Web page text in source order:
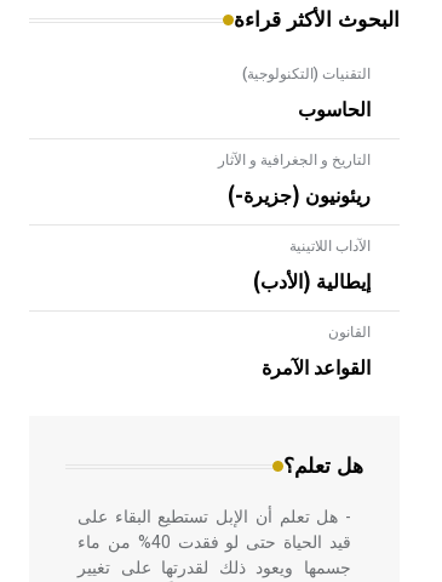
البحوث الأكثر قراءة
التقنيات (التكنولوجية)
الحاسوب
التاريخ و الجغرافية و الآثار
ريئونيون (جزيرة-)
الآداب اللاتينية
إيطالية (الأدب)
القانون
القواعد الآمرة
هل تعلم؟
- هل تعلم أن الأبلق نوع من الفنون
الهندسية التي ارتبطت بالعمارة الإسلامية
في بلاد الشام ومصر خاصة، حيث يحرص
- هل تعلم أن الإبل تستطيع البقاء على
قيد الحياة حتى لو فقدت 40% من ماء
جسمها ويعود ذلك لقدرتها على تغيير